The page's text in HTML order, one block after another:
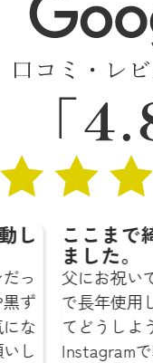
なるのかと驚き
もらいお気に入り
、黒ずんでしまっ
んでいたところ
さんを見つけまし